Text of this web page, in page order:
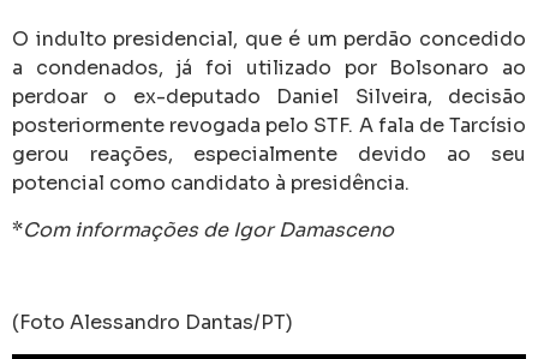
O indulto presidencial, que é um perdão concedido
a condenados, já foi utilizado por Bolsonaro ao
perdoar o ex-deputado Daniel Silveira, decisão
posteriormente revogada pelo STF. A fala de Tarcísio
gerou reações, especialmente devido ao seu
potencial como candidato à presidência.
*Com informações de Igor Damasceno
(Foto Alessandro Dantas/PT)